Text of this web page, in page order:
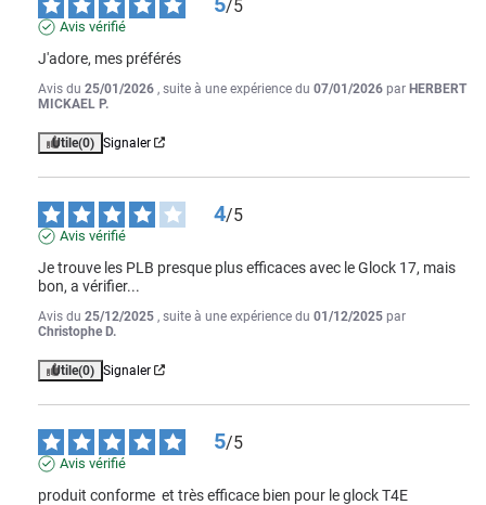
/5
Avis vérifié
J'adore, mes préférés
Avis du 25/01/2026 , suite à une expérience du 07/01/2026 par HERBERT
MICKAEL P.
Utile(0) Signaler
4/5
Avis vérifié
Je trouve les PLB presque plus efficaces avec le Glock 17, mais
bon, a vérifier...
Avis du 25/12/2025 , suite à une expérience du 01/12/2025 par
Christophe D.
Utile(0) Signaler
5/5
Avis vérifié
produit conforme  et très efficace bien pour le glock T4E